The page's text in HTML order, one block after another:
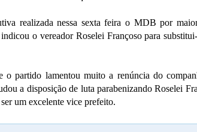
realizada nessa sexta feira o MDB por
o vereador Roselei Françoso para
partido lamentou muito a renúncia do
a disposição de luta parabenizando Roselei
um excelente vice prefeito.